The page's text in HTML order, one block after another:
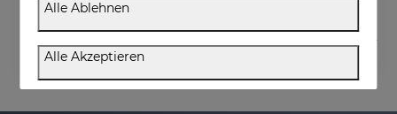
Alle Ablehnen
Alle Akzeptieren